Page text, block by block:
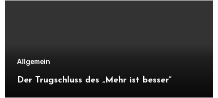
Allgemein
Der Trugschluss des „Mehr ist besser“